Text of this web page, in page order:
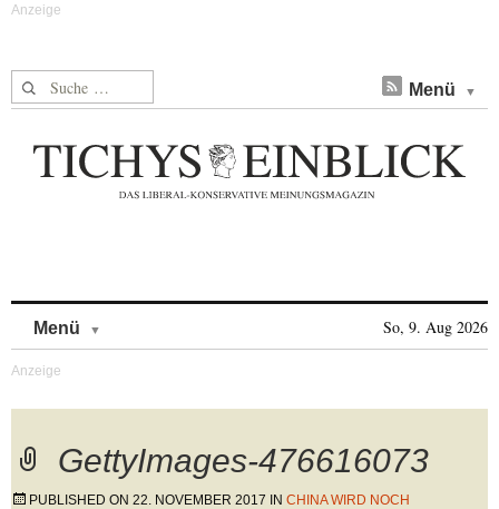
Suche nach: Menü
Menü So, 9. Aug 2026
GettyImages-476616073
PUBLISHED ON 22. NOVEMBER 2017 IN CHINA WIRD NOCH